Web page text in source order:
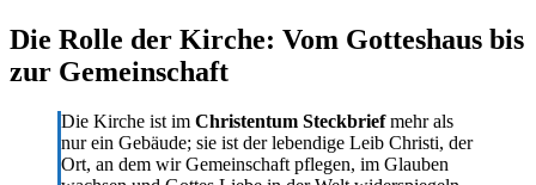
Die Rolle der Kirche: Vom Gotteshaus bis
zur Gemeinschaft
Die Kirche ist im Christentum Steckbriefmehr als
nur ein Gebäude; sie ist der lebendige Leib Christi, der
Ort, an dem wir Gemeinschaft pflegen, im Glauben